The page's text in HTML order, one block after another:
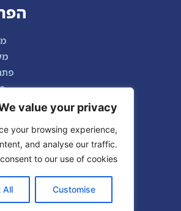
value your privacy
your browsing experience,
and analyse our traffic.
to our use of cookies.
Customise
All